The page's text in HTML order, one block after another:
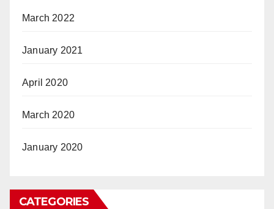
March 2022
January 2021
April 2020
March 2020
January 2020
CATEGORIES